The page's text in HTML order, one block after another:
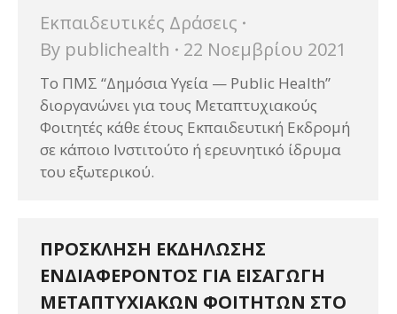
Εκπαιδευτικές Δράσεις
By publichealth 22 Νοεμβρίου 2021
Το ΠΜΣ “Δημόσια Υγεία — Public Health”
διοργανώνει για τους Μεταπτυχιακούς
Φοιτητές κάθε έτους Εκπαιδευτική Εκδρομή
σε κάποιο Ινστιτούτο ή ερευνητικό ίδρυμα
του εξωτερικού.
ΠΡΟΣΚΛΗΣΗ ΕΚΔΗΛΩΣΗΣ
ΕΝΔΙΑΦΕΡΟΝΤΟΣ ΓΙΑ ΕΙΣΑΓΩΓΗ
ΜΕΤΑΠΤΥΧΙΑΚΩΝ ΦΟΙΤΗΤΩΝ ΣΤΟ